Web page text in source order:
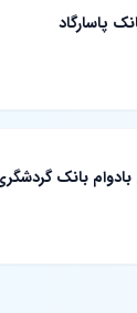
پاسارگاد
بادوام بانک